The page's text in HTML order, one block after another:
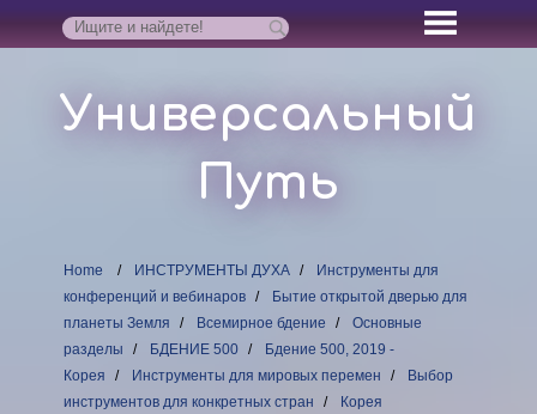
Универсальный
Путь
Home ИНСТРУМЕНТЫ ДУХА
Инструменты для
конференций и вебинаров
Бытие открытой дверью для
планеты Земля
Всемирное бдение
Основные
разделы
БДЕНИЕ 500
Бдение 500, 2019 -
Корея
Инструменты для мировых перемен
Выбор
инструментов для конкретных стран
Корея